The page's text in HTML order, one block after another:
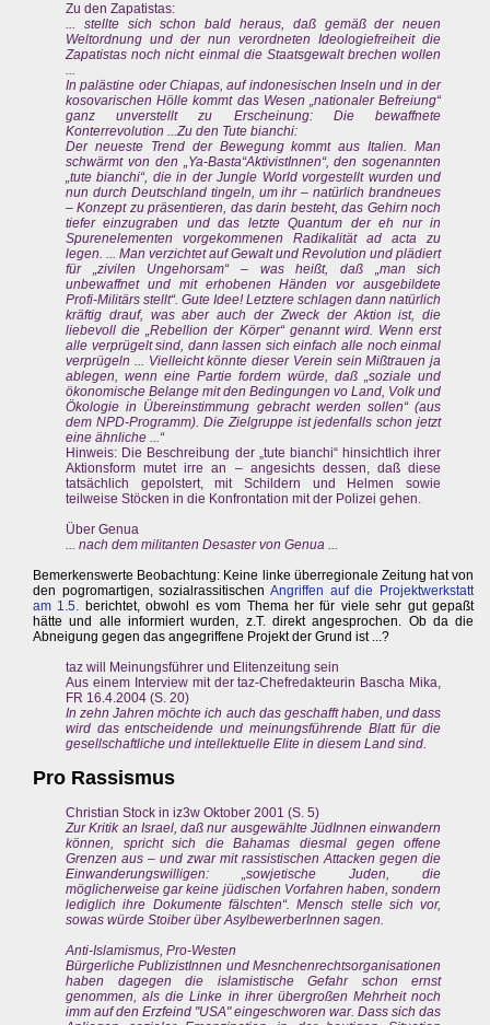
Zu den Zapatistas:
... stellte sich schon bald heraus, daß gemäß der neuen
Weltordnung und der nun verordneten Ideologiefreiheit die
Zapatistas noch nicht einmal die Staatsgewalt brechen wollen
...
In palästine oder Chiapas, auf indonesischen Inseln und in der
kosovarischen Hölle kommt das Wesen „nationaler Befreiung“
ganz unverstellt zu Erscheinung: Die bewaffnete
Konterrevolution ...Zu den Tute bianchi:
Der neueste Trend der Bewegung kommt aus Italien. Man
schwärmt von den „Ya-Basta“AktivistInnen“, den sogenannten
„tute bianchi“, die in der Jungle World vorgestellt wurden und
nun durch Deutschland tingeln, um ihr – natürlich brandneues
– Konzept zu präsentieren, das darin besteht, das Gehirn noch
tiefer einzugraben und das letzte Quantum der eh nur in
Spurenelementen vorgekommenen Radikalität ad acta zu
legen. ... Man verzichtet auf Gewalt und Revolution und plädiert
für „zivilen Ungehorsam“ – was heißt, daß „man sich
unbewaffnet und mit erhobenen Händen vor ausgebildete
Profi-Militärs stellt“. Gute Idee! Letztere schlagen dann natürlich
kräftig drauf, was aber auch der Zweck der Aktion ist, die
liebevoll die „Rebellion der Körper“ genannt wird. Wenn erst
alle verprügelt sind, dann lassen sich einfach alle noch einmal
verprügeln ... Vielleicht könnte dieser Verein sein Mißtrauen ja
ablegen, wenn eine Partie fordern würde, daß „soziale und
ökonomische Belange mit den Bedingungen vo Land, Volk und
Ökologie in Übereinstimmung gebracht werden sollen“ (aus
dem NPD-Programm). Die Zielgruppe ist jedenfalls schon jetzt
eine ähnliche ...“
Hinweis: Die Beschreibung der „tute bianchi“ hinsichtlich ihrer
Aktionsform mutet irre an – angesichts dessen, daß diese
tatsächlich gepolstert, mit Schildern und Helmen sowie
teilweise Stöcken in die Konfrontation mit der Polizei gehen.
Über Genua
... nach dem militanten Desaster von Genua ...
Bemerkenswerte Beobachtung: Keine linke überregionale Zeitung hat von
den pogromartigen, sozialrassitischenAngriffen auf die Projektwerkstatt
am 1.5. berichtet, obwohl es vom Thema her für viele sehr gut gepaßt
hätte und alle informiert wurden, z.T. direkt angesprochen. Ob da die
Abneigung gegen das angegriffene Projekt der Grund ist ...?
taz will Meinungsführer und Elitenzeitung sein
Aus einem Interview mit der taz-Chefredakteurin Bascha Mika,
FR 16.4.2004 (S. 20)
In zehn Jahren möchte ich auch das geschafft haben, und dass
wird das entscheidende und meinungsführende Blatt für die
gesellschaftliche und intellektuelle Elite in diesem Land sind.
Pro Rassismus
Christian Stock in iz3w Oktober 2001 (S. 5)
Zur Kritik an Israel, daß nur ausgewählte JüdInnen einwandern
können, spricht sich die Bahamas diesmal gegen offene
Grenzen aus – und zwar mit rassistischen Attacken gegen die
Einwanderungswilligen: „sowjetische Juden, die
möglicherweise gar keine jüdischen Vorfahren haben, sondern
lediglich ihre Dokumente fälschten“. Mensch stelle sich vor,
sowas würde Stoiber über AsylbewerberInnen sagen.
Anti-Islamismus, Pro-Westen
Bürgerliche PublizistInnen und Mesnchenrechtsorganisationen
haben dagegen die islamistische Gefahr schon ernst
genommen, als die Linke in ihrer übergroßen Mehrheit noch
imm auf den Erzfeind "USA" eingeschworen war. Dass sich das